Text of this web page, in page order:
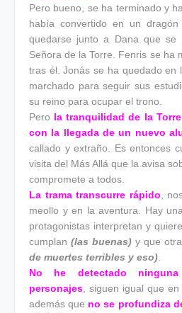
Pero bueno, se ha terminado y
había convertido en un
quedarse junto a Dana que se
Señora de la Torre. Fenris se ha
tras él. Jonás se ha quedado en
marchado para seguir sus
su reino para ocupar el trono.
Pero la tranquilidad de la
con la llegada de un nuevo
callado y extraño. Es entonces
visita del Más Allá que la avisa
compromete a todos.
La trama transcurre rápido ,
meollo y en la aventura. Hay
protagonistas interpretan y
cumplan (las buenas) y que
de muertes terribles y eso)
No he detectado
personajes , siguen igual que
además que no se profundiza